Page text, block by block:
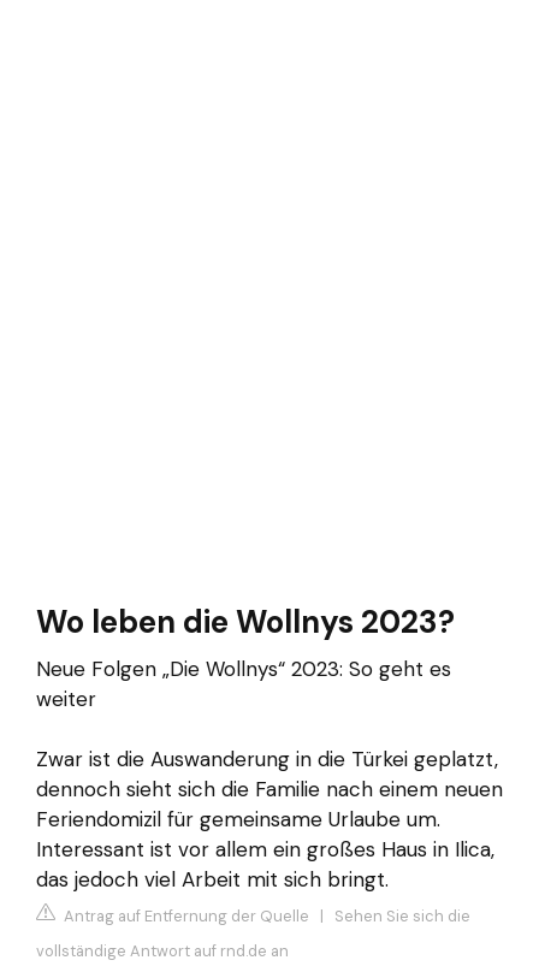
Wo leben die Wollnys 2023?
Neue Folgen „Die Wollnys“ 2023: So geht es
weiter
Zwar ist die Auswanderung in die Türkei geplatzt,
dennoch sieht sich die Familie nach einem neuen
Feriendomizil für gemeinsame Urlaube um.
Interessant ist vor allem ein großes Haus in Ilica,
das jedoch viel Arbeit mit sich bringt.
Antrag auf Entfernung der Quelle | Sehen Sie sich die
vollständige Antwort auf rnd.de an